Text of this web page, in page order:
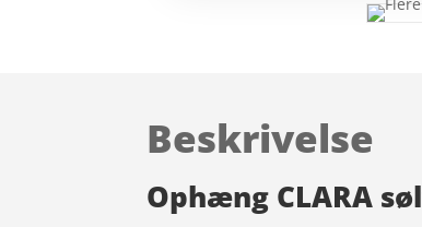
Beskrivelse
Ophæng CLARA